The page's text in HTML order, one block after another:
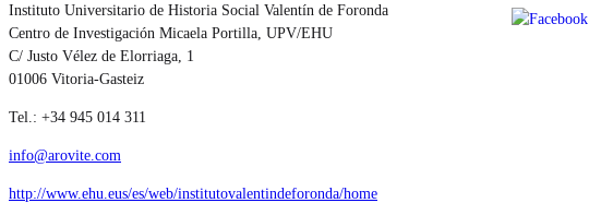
Instituto Universitario de Historia Social Valentín de Foronda
Centro de Investigación Micaela Portilla, UPV/EHU
C/ Justo Vélez de Elorriaga, 1
01006 Vitoria-Gasteiz
Tel.: +34 945 014 311
info@arovite.com
http://www.ehu.eus/es/web/institutovalentindeforonda/home